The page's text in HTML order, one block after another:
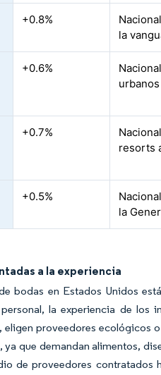
+0.8%
la
+0.6%
+0.7%
resorts
+0.5%
la
a la experiencia
bodas en Estados Unidos
la experiencia de los
proveedores ecológicos
que demandan alimentos,
de proveedores